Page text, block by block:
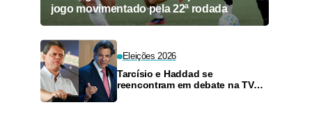
jogo movimentado pela 22ª rodada
Eleições 2026
Tarcísio e Haddad se
reencontram em debate na TV